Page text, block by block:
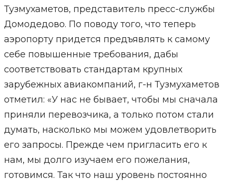
Тузмухаметов, представитель пресс-службы
Домодедово. По поводу того, что теперь
аэропорту придется предъявлять к самому
себе повышенные требования, дабы
соответствовать стандартам крупных
зарубежных авиакомпаний, г-н Тузмухаметов
отметил: «У нас не бывает, чтобы мы сначала
приняли перевозчика, а только потом стали
думать, насколько мы можем удовлетворить
его запросы. Прежде чем пригласить его к
нам, мы долго изучаем его пожелания,
готовимся. Так что наш уровень постоянно